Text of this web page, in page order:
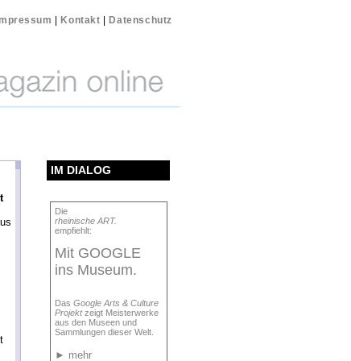
Impressum Kontakt Datenschutz
IM DIALOG
Die
rheinische ART.
empfiehlt:
Mit GOOGLE
ins Museum.
Das Google Arts & Culture
Projektzeigt Meisterwerke
aus den Museen und
Sammlungen dieser Welt.
► mehr